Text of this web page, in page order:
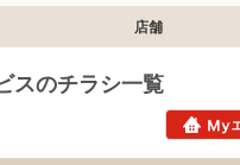
店舗
スのチラシ一覧